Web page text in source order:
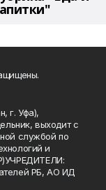
г. Уфа),
выходит с
службой по
и
РБ, АО ИД